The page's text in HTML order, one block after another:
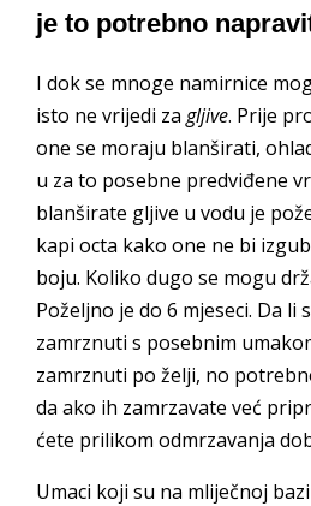
je to potrebno
I dok se mnoge namirnice
isto ne vrijedi za gljive. Prije
one se moraju blanširati,
u za to posebne predviđene
blanširate gljive u vodu je
kapi octa kako one ne bi
boju. Koliko dugo se mogu
Poželjno je do 6 mjeseci. Da li
zamrznuti s posebnim
zamrznuti po želji, no
da ako ih zamrzavate već
ćete prilikom odmrzavanja
Umaci koji su na mliječnoj